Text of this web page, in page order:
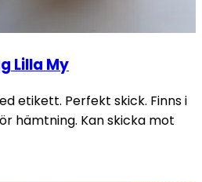
Lilla My
etikett. Perfekt skick. Finns i
hämtning. Kan skicka mot